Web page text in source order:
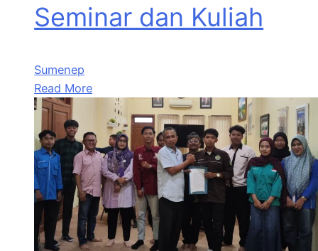
Seminar dan Kuliah
Sumenep
Read More